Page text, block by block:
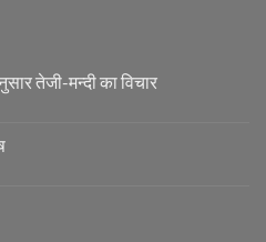
तेजी-मन्दी का विचार